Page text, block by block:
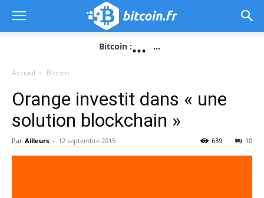
Bitcoin :... ...
Accueil Bitcoin
Orange investit dans « une
solution blockchain »
Par Ailleurs - 12 septembre 2015 10
639